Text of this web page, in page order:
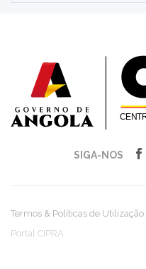
SIGA-NOS
Termos & Políticas de Utilização
Portal CIPRA